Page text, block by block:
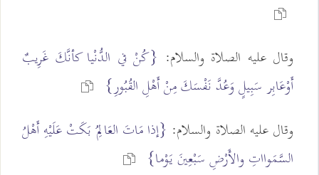
وقال عليه الصلاة والسلام: {كُنْ في الدُّنْيا كأنَّكَ غَرِيبٌ
أَوْعَابِر سَبِيلٍ وَعُدَّ نَفْسَكَ مِنْ أَهْلِ القُبُورِ}
وقال عليه الصلاة والسلام: {إذا مَاتَ العَالِمُ بَكَتْ عَلَيْهِ أَهْلُ
السَّمَوااتِ والأَرْضِ سَبْعِينَ يَوْما}